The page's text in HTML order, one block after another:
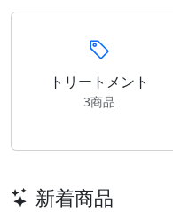
トリートメント
3商品
新着商品